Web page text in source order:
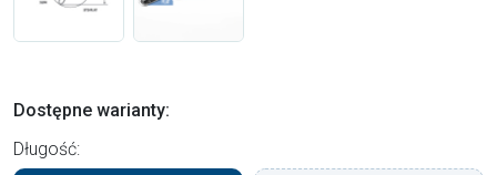
Dostępne warianty:
Długość: